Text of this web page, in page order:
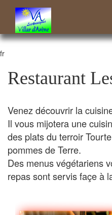
fr
Restaurant
Venez découvrir la
Il vous mijotera une
des plats du terroir
pommes de Terre.
Des menus végétariens
repas sont servis façe à